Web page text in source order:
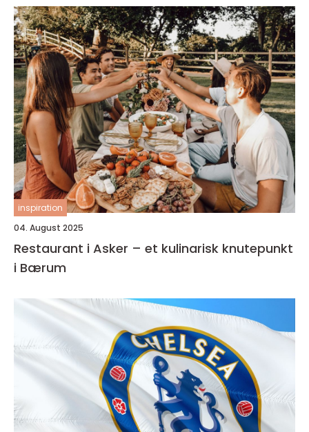
inspiration
04. August 2025
Restaurant i Asker – et kulinarisk knutepunkt
i Bærum